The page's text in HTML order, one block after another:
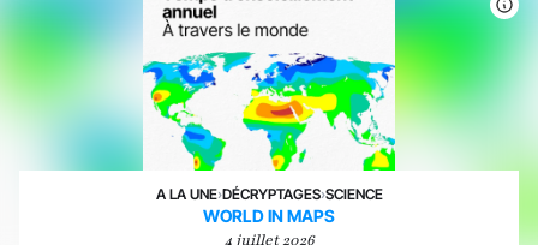
A LA UNE›DÉCRYPTAGES›SCIENCE
WORLD IN MAPS
4 juillet 2026